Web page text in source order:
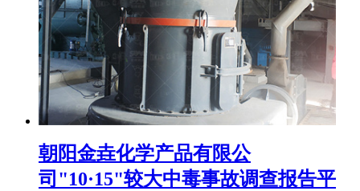
朝阳金垚化学产品有限公
司"10·15"较大中毒事故调查报告平